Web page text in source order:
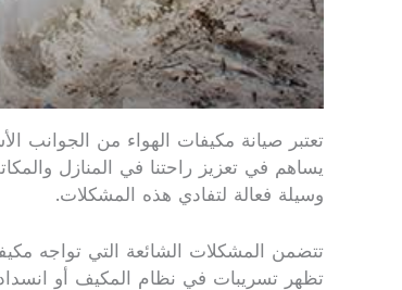
تعتبر صيانة مكيفات الهواء من الجوانب
يساهم في تعزيز راحتنا في المنازل
وسيلة فعالة لتفادي هذه المشكلات.
تتضمن المشكلات الشائعة التي تواجه
تظهر تسريبات في نظام المكيف أو